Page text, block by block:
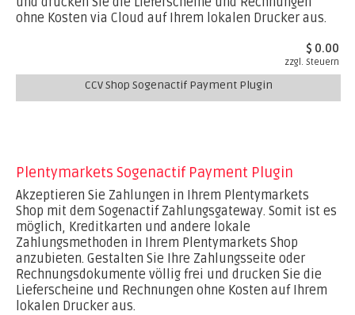
ohne Kosten via Cloud auf Ihrem lokalen Drucker aus.
$ 0.00
zzgl. Steuern
CCV Shop Sogenactif Payment Plugin
Plentymarkets Sogenactif Payment Plugin
Akzeptieren Sie Zahlungen in Ihrem Plentymarkets
Shop mit dem Sogenactif Zahlungsgateway. Somit ist es
möglich, Kreditkarten und andere lokale
Zahlungsmethoden in Ihrem Plentymarkets Shop
anzubieten. Gestalten Sie Ihre Zahlungsseite oder
Rechnungsdokumente völlig frei und drucken Sie die
Lieferscheine und Rechnungen ohne Kosten auf Ihrem
lokalen Drucker aus.